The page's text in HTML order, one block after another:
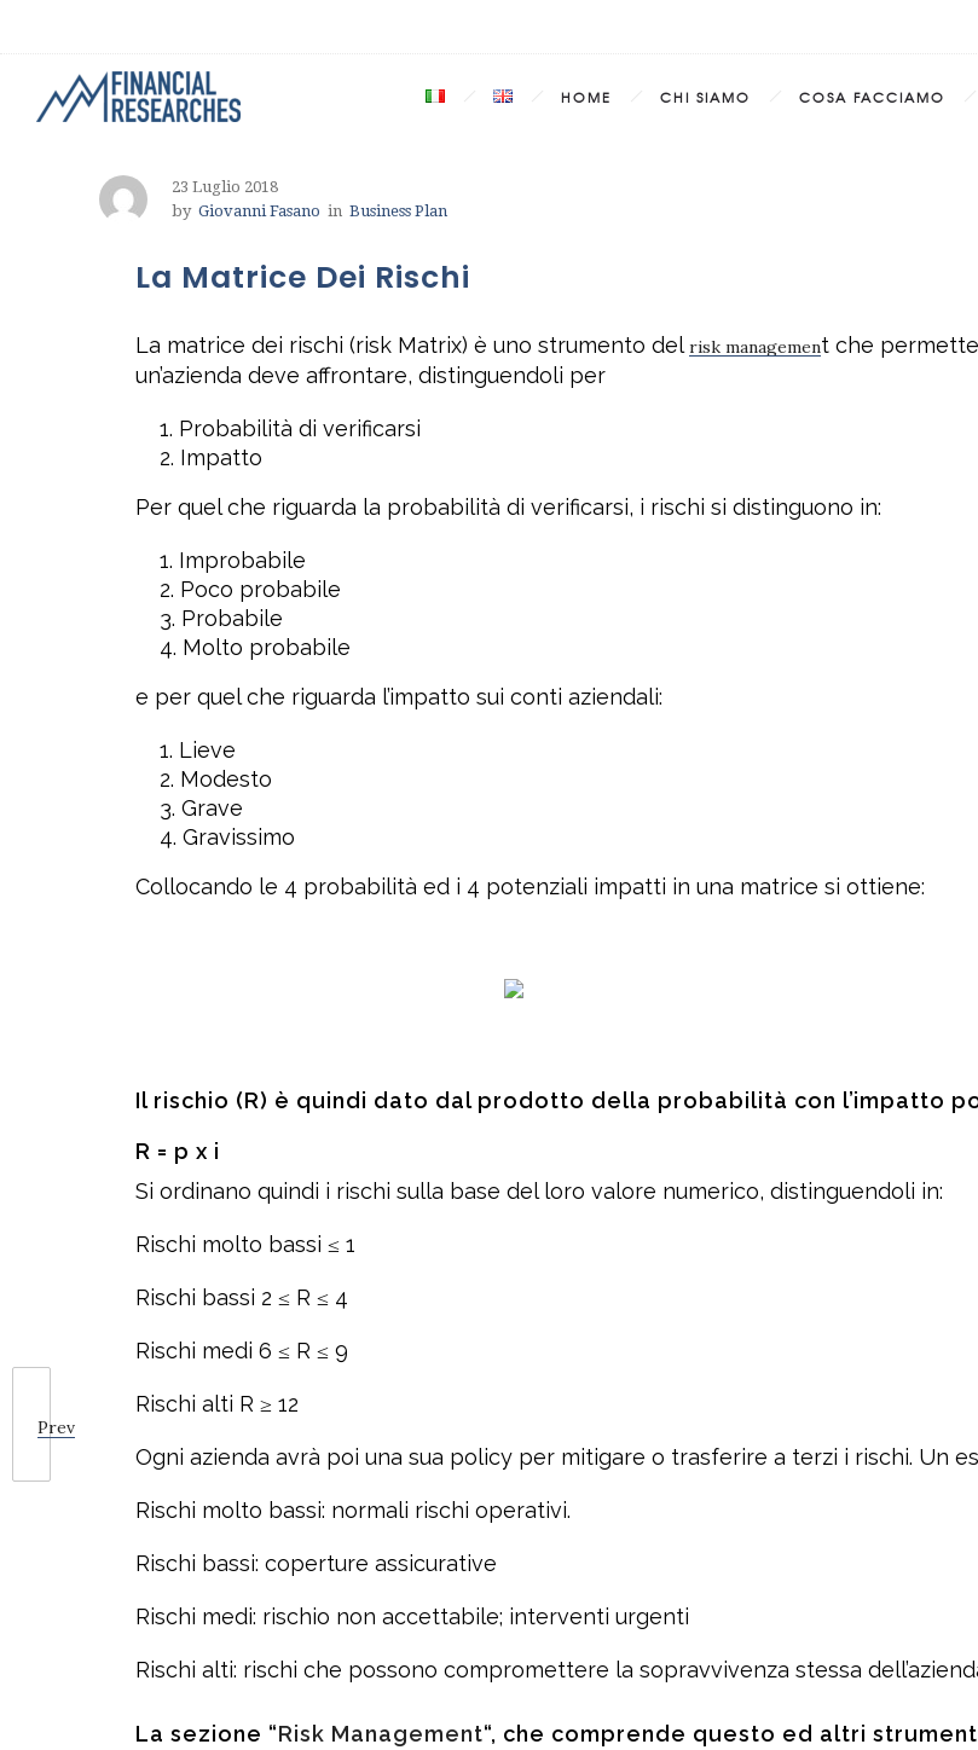
HOME CHI SIAMO COSA FACCIAMO
Prev
23 Luglio 2018
by Giovanni Fasano in Business Plan
La Matrice Dei Rischi
La matrice dei rischi (risk Matrix) è uno strumento del risk management che
un’azienda deve affrontare, distinguendoli per
Probabilità di verificarsi
Impatto
Per quel che riguarda la probabilità di verificarsi, i rischi si distinguono in:
Improbabile
Poco probabile
Probabile
Molto probabile
e per quel che riguarda l’impatto sui conti aziendali:
Lieve
Modesto
Grave
Gravissimo
Collocando le 4 probabilità ed i 4 potenziali impatti in una matrice si ottiene:
Il rischio (R) è quindi dato dal prodotto della probabilità con l’impatto
R = p x i
Si ordinano quindi i rischi sulla base del loro valore numerico, distinguendoli in:
Rischi molto bassi ≤ 1
Rischi bassi 2 ≤ R ≤ 4
Rischi medi 6 ≤ R ≤ 9
Rischi alti R ≥ 12
Ogni azienda avrà poi una sua policy per mitigare o trasferire a terzi i rischi. Un
Rischi molto bassi: normali rischi operativi.
Rischi bassi: coperture assicurative
Rischi medi: rischio non accettabile; interventi urgenti
Rischi alti: rischi che possono compromettere la sopravvivenza stessa
La sezione “Risk Management“, che comprende questo ed altri